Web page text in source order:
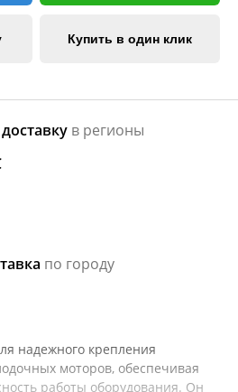
Купить в один клик
в регионы
по городу
надежного крепления
моторов, обеспечивая
работы оборудования. Он